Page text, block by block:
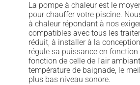
La pompe à chaleur est le
pour chauffer votre piscine.
à chaleur répondant à nos
compatibles avec tous les
réduit, à installer à la
régule sa puissance en
fonction de celle de l’air
température de baignade, le
plus bas niveau sonore.